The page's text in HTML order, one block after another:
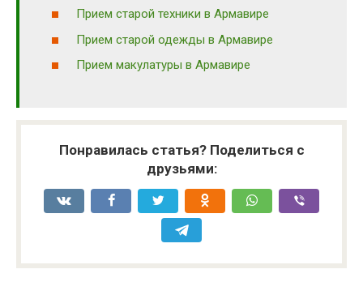
Прием старой техники в Армавире
Прием старой одежды в Армавире
Прием макулатуры в Армавире
Понравилась статья? Поделиться с
друзьями: